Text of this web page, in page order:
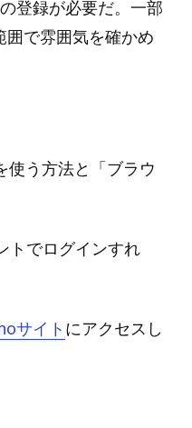
登録が必要だ。一部
で雰囲気を確かめ
う方法と「ブラウ
トでログインすれ
サイト にアクセスし